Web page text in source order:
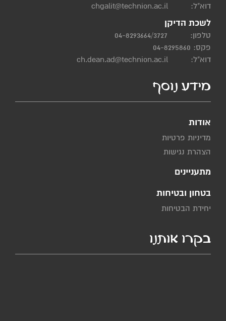
דוא"ל:
chgalit@technion.ac.il
לשכת הדיקן
טלפון:
04-8293664/3727
פקס: 04-8295860
דוא"ל:
ch.dean.ad@technion.ac.il
מידע נוסף
אודות
מדיניות פרטיות
הצהרת נגישות
מתעניינים
בטחון ובטיחות
יחידת הבטיחות
בקרו אותנו